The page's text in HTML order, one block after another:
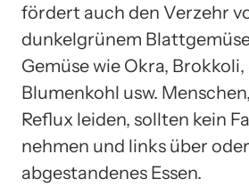
fördert auch den Verzehr
dunkelgrünem
Gemüse wie Okra,
Blumenkohl usw.
Reflux leiden, sollten kein
nehmen und links über oder
abgestandenes Essen.